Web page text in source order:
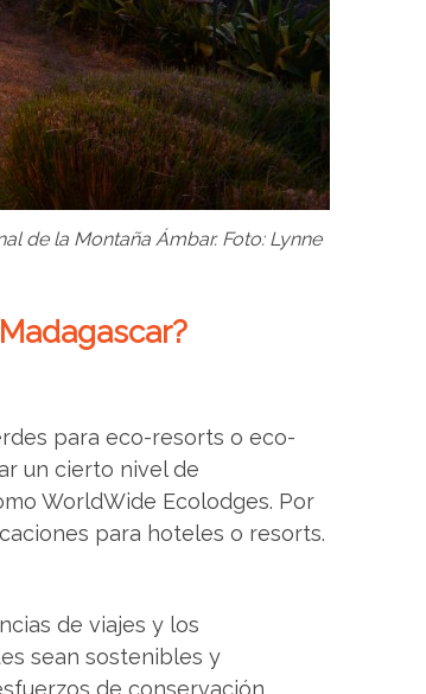
de la Montaña Ámbar. Foto: Lynne
para eco-resorts o eco-
un cierto nivel de
WorldWide Ecolodges. Por
para hoteles o resorts.
de viajes y los
sean sostenibles y
de conservación.